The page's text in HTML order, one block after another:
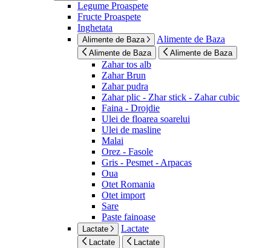
Legume Proaspete
Fructe Proaspete
Inghetata
Alimente de Baza Alimente de Baza
Alimente de Baza Alimente de Baza
Zahar tos alb
Zahar Brun
Zahar pudra
Zahar plic - Zhar stick - Zahar cubic
Faina - Drojdie
Ulei de floarea soarelui
Ulei de masline
Malai
Orez - Fasole
Gris - Pesmet - Arpacas
Oua
Otet Romania
Otet import
Sare
Paste fainoase
Lactate Lactate
Lactate Lactate